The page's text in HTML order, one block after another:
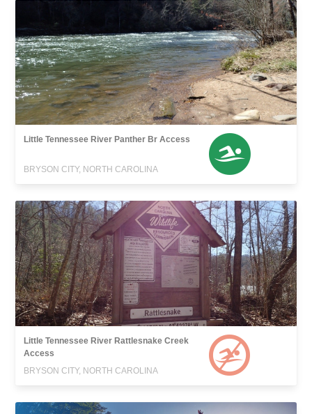
Little Tennessee River Panther Br Access
BRYSON CITY, NORTH CAROLINA
Little Tennessee River Rattlesnake Creek
Access
BRYSON CITY, NORTH CAROLINA